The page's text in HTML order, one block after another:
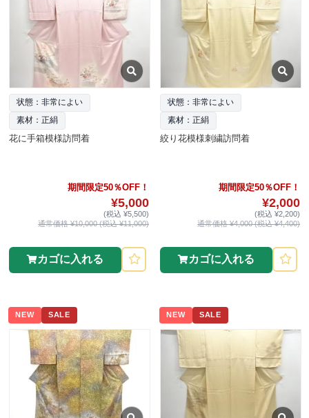
状態：非常によい
素材：正絹
花に手箱模様訪問着
期間限定50％OFF！
¥5,000
(税込 ¥5,500)
通常価格 ¥10,000 (税込 ¥11,000)
カゴに入れる
状態：非常によい
素材：正絹
絞り花模様刺繍訪問着
期間限定50％OFF！
¥2,000
(税込 ¥2,200)
通常価格 ¥4,000 (税込 ¥4,400)
カゴに入れる
NEW SALE NEW SALE